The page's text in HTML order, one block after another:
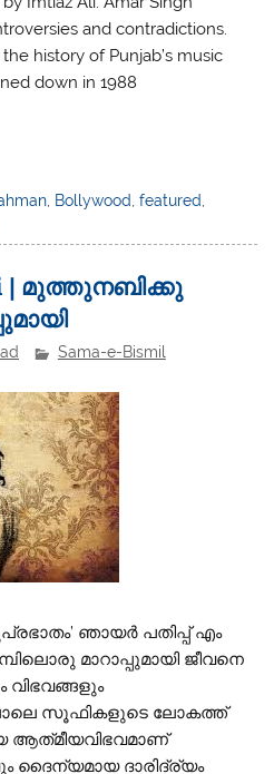
and contradictions.
history of Punjab’s music
down in 1988
Bollywood ,featured
| മുത്തുനബിക്കു
Sama-e-Bismil
ഞായർ പതിപ്പ് എം
മാറാപ്പുമായി ജീവനെ
സൂഫികളുടെ ലോകത്ത്
ആത്‌മീയവിഭവമാണ്
ദൈന്യമായ ദാരിദ്ര്യം